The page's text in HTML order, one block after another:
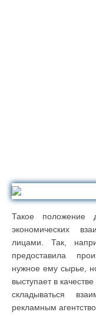
Такое положение
экономических
лицами. Так,
предоставила
нужное ему сырье,
выступает в
складываться
рекламным